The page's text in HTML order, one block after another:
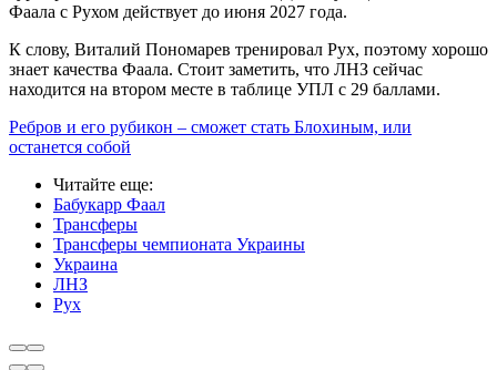
Фаала с Рухом действует до июня 2027 года.
К слову, Виталий Пономарев тренировал Рух, поэтому хорошо
знает качества Фаала. Стоит заметить, что ЛНЗ сейчас
находится на втором месте в таблице УПЛ с 29 баллами.
Ребров и его рубикон – сможет стать Блохиным, или
останется собой
Читайте еще:
Бабукарр Фаал
Трансферы
Трансферы чемпионата Украины
Украина
ЛНЗ
Рух